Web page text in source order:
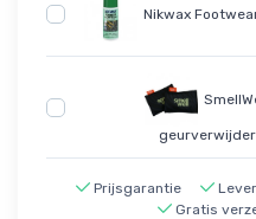
Nikwax
Prijsgarantie
Gratis